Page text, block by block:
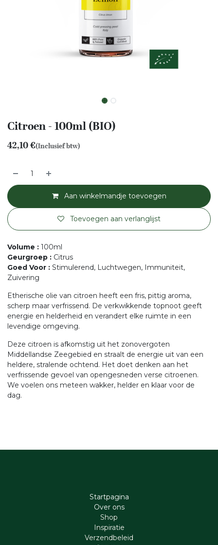
Citroen - 100ml (BIO)
42,10€(Inclusief btw)
Aan winkelmandje toevoegen
Toevoegen aan verlanglijst
Volume : 100ml
Geurgroep : Citrus
Goed Voor : Stimulerend, Luchtwegen, Immuniteit,
Zuivering
Etherische olie van citroen heeft een fris, pittig aroma,
scherp maar verfrissend. De verkwikkende topnoot geeft
energie en helderheid en verandert elke ruimte in een
levendige omgeving.
Deze citroen is afkomstig uit het zonovergoten
Middellandse Zeegebied en straalt de energie uit van een
heldere, stralende ochtend. Het doet denken aan het
verfrissende gevoel van opengesneden verse citroenen.
We voelen ons meteen wakker, helder en klaar voor de
dag.
Startpagina
Ove​r​ ons
Shop
Inspiratie
Verzendbeleid